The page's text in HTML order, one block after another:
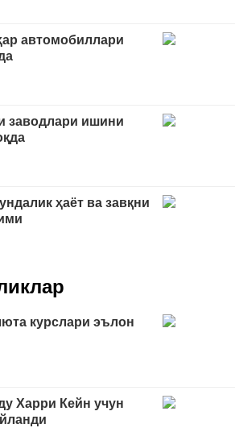
автомобиллари
заводлари ишини
ҳаёт ва завқни
курслари эълон
Харри Кейн учун